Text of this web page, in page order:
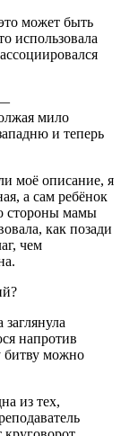
может быть
использовала
мило
и теперь
моё описание, я
а сам ребёнок
стороны мамы
как позади
чем
напротив
битву можно
из тех,